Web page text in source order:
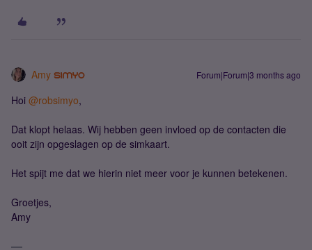
Amy Forum|Forum|3 months ago
Hoi ​ @robsimyo,
Dat klopt helaas. Wij hebben geen invloed op de contacten die
ooit zijn opgeslagen op de simkaart.
Het spijt me dat we hierin niet meer voor je kunnen betekenen.
Groetjes,
Amy